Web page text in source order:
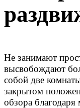
Не занимают
высвобождают
собой две
закрытом
обзора